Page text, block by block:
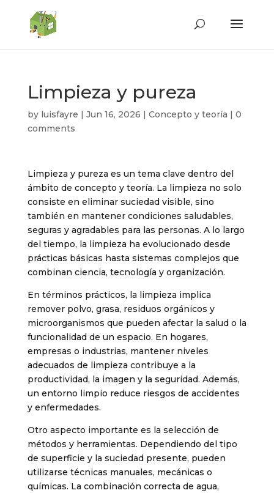
Limpieza y pureza
by luisfayre | Jun 16, 2026 | Concepto y teoría | 0
comments
Limpieza y pureza es un tema clave dentro del
ámbito de concepto y teoría. La limpieza no solo
consiste en eliminar suciedad visible, sino
también en mantener condiciones saludables,
seguras y agradables para las personas. A lo largo
del tiempo, la limpieza ha evolucionado desde
prácticas básicas hasta sistemas complejos que
combinan ciencia, tecnología y organización.
En términos prácticos, la limpieza implica
remover polvo, grasa, residuos orgánicos y
microorganismos que pueden afectar la salud o la
funcionalidad de un espacio. En hogares,
empresas o industrias, mantener niveles
adecuados de limpieza contribuye a la
productividad, la imagen y la seguridad. Además,
un entorno limpio reduce riesgos de accidentes
y enfermedades.
Otro aspecto importante es la selección de
métodos y herramientas. Dependiendo del tipo
de superficie y la suciedad presente, pueden
utilizarse técnicas manuales, mecánicas o
químicas. La combinación correcta de agua,